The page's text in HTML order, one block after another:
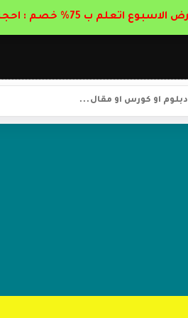
اتعلم ب 75% خصم : احجز مقعدك الان